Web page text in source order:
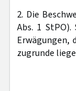
2. Die
Abs. 1
Erwägungen,
zugrunde